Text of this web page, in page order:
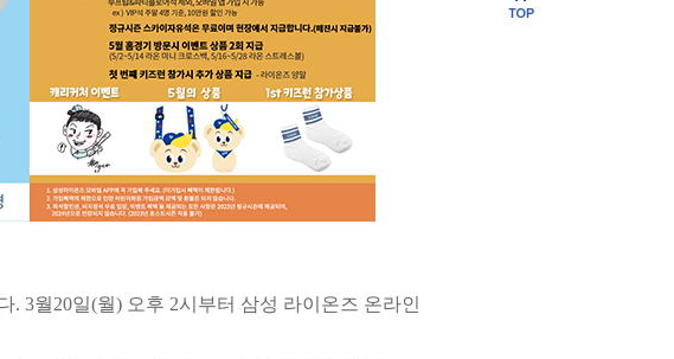
3월20일(월) 오후 2시부터 삼성 라이온즈 온라인